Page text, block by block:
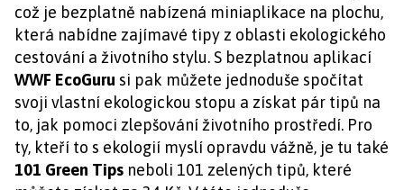
což je bezplatně nabízená miniaplikace na plochu,
která nabídne zajímavé tipy z oblasti ekologického
cestování a životního stylu. S bezplatnou aplikací
WWF EcoGurusi pak můžete jednoduše spočítat
svoji vlastní ekologickou stopu a získat pár tipů na
to, jak pomoci zlepšování životního prostředí. Pro
ty, kteří to s ekologií myslí opravdu vážně, je tu také
101 Green Tips neboli 101 zelených tipů, které